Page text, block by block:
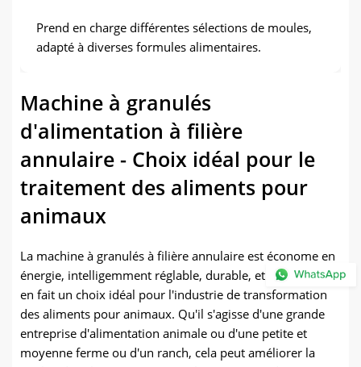
Prend en charge différentes sélections de moules,
adapté à diverses formules alimentaires.
Machine à granulés
d'alimentation à filière
annulaire - Choix idéal pour le
traitement des aliments pour
animaux
La machine à granulés à filière annulaire est économe en
énergie, intelligemment réglable, durable, et stable, ce qui
en fait un choix idéal pour l'industrie de transformation
des aliments pour animaux. Qu'il s'agisse d'une grande
entreprise d'alimentation animale ou d'une petite et
moyenne ferme ou d'un ranch, cela peut améliorer la